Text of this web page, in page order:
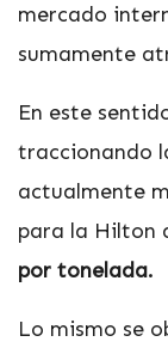
mercado
sumamente
En este
traccionando
actualmente
para la Hilton
por tonelada.
Lo mismo se